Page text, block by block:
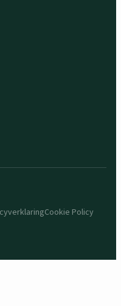
Cookie Policy